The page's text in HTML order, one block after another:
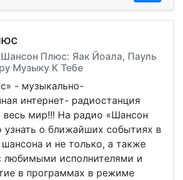
Шансон Плюс: Яак Йоала, Пауль
Музыку К Тебе
- музыкально-
интернет- радиостанция
мир!!! На радио «Шансон
о ближайших событиях в
и не только, а также
любимыми исполнителями и
в программах в режиме